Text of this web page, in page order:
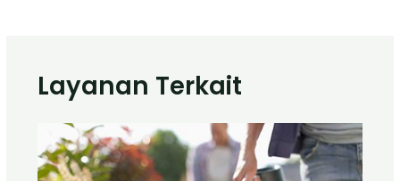
Layanan Terkait